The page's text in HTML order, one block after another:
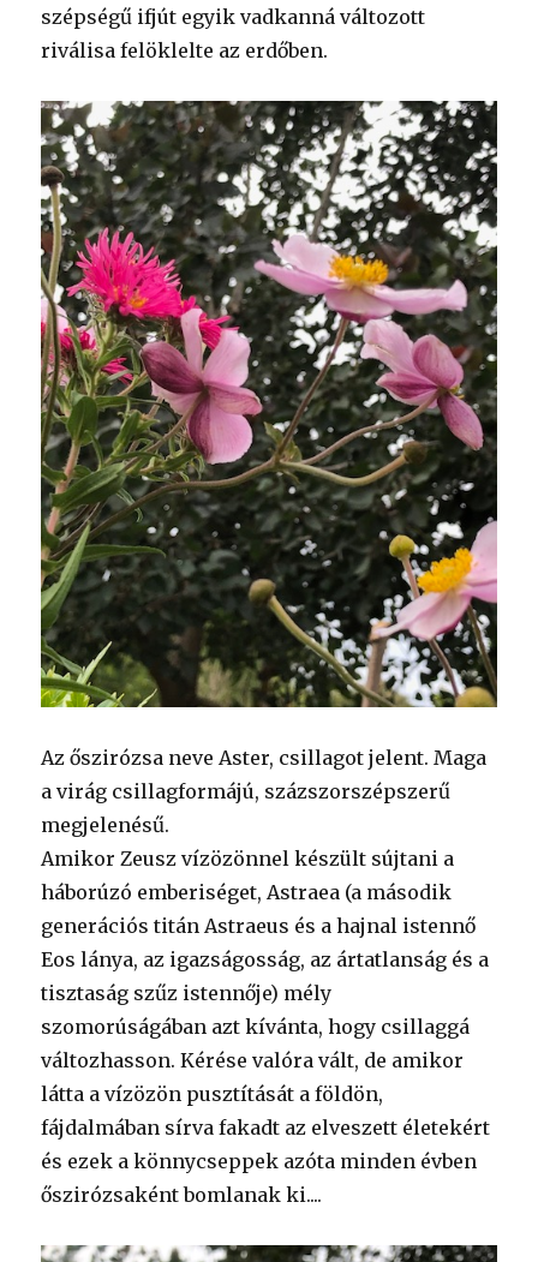
szépségű ifjút egyik vadkanná változott
riválisa felöklelte az erdőben.
Az őszirózsa neve Aster, csillagot jelent. Maga
a virág csillagformájú, százszorszépszerű
megjelenésű.
Amikor Zeusz vízözönnel készült sújtani a
háborúzó emberiséget, Astraea (a második
generációs titán Astraeus és a hajnal istennő
Eos lánya, az igazságosság, az ártatlanság és a
tisztaság szűz istennője) mély
szomorúságában azt kívánta, hogy csillaggá
változhasson. Kérése valóra vált, de amikor
látta a vízözön pusztítását a földön,
fájdalmában sírva fakadt az elveszett életekért
és ezek a könnycseppek azóta minden évben
őszirózsaként bomlanak ki....